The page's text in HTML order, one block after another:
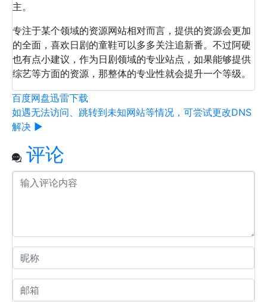
主。
专注于某个领域的资源网站相对而言，提供的资源会更加
的全面，喜欢日剧的童鞋可以多多关注追新番。不过阿硬
也有点小建议，作为日剧领域的专业站点，如果能够提供
综艺等方面的资源，那整体的专业性就会提升一个等级。
百度网盘迅雷下载
如遇无法访问、跳转到未知网站等情况，可尝试更改DNS
解决 ▶
评论